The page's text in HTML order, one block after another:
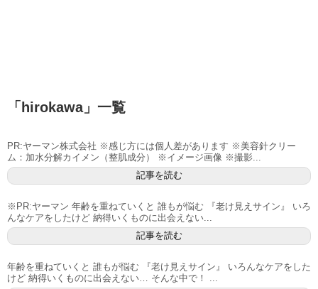
「 hirokawa」 一覧
PR:ヤーマン株式会社 ※感じ方には個人差があります ※美容針クリー
ム：加水分解カイメン（整肌成分） ※イメージ画像 ※撮影...
記事を読む
※PR:ヤーマン 年齢を重ねていくと 誰もが悩む 『老け見えサイン』 いろ
んなケアをしたけど 納得いくものに出会えない...
記事を読む
年齢を重ねていくと 誰もが悩む 『老け見えサイン』 いろんなケアをした
けど 納得いくものに出会えない… そんな中で！ ...